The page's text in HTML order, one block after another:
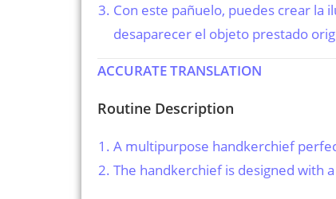
Con este pañuelo, puedes crear la
desaparecer el objeto prestado
ACCURATE TRANSLATION
Routine Description
A multipurpose handkerchief
The handkerchief is designed with